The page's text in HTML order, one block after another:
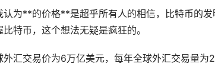
认为**的价格**是超乎所有人的相信，比特币的
特币，这个想法无疑是疯狂的。
外汇交易价为6万亿美元，每年全球外汇交易量